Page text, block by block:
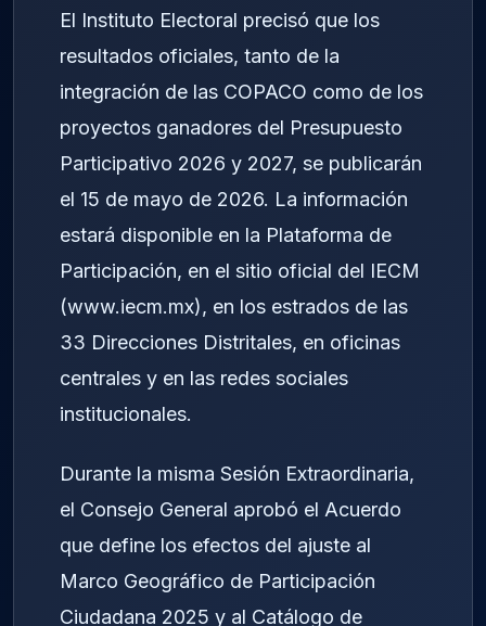
El Instituto Electoral precisó que los
resultados oficiales, tanto de la
integración de las COPACO como de los
proyectos ganadores del Presupuesto
Participativo 2026 y 2027, se publicarán
el 15 de mayo de 2026. La información
estará disponible en la Plataforma de
Participación, en el sitio oficial del IECM
(www.iecm.mx), en los estrados de las
33 Direcciones Distritales, en oficinas
centrales y en las redes sociales
institucionales.
Durante la misma Sesión Extraordinaria,
el Consejo General aprobó el Acuerdo
que define los efectos del ajuste al
Marco Geográfico de Participación
Ciudadana 2025 y al Catálogo de